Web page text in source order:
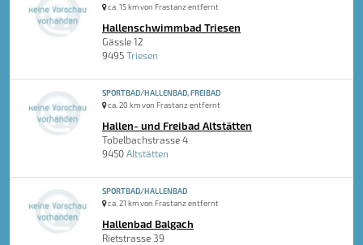
ca. 15 km von Frastanz entfernt
Hallenschwimmbad Triesen
Gässle 12
9495 Triesen
SPORTBAD/HALLENBAD, FREIBAD
ca. 20 km von Frastanz entfernt
Hallen- und Freibad Altstätten
Tobelbachstrasse 4
9450 Altstätten
SPORTBAD/HALLENBAD
ca. 21 km von Frastanz entfernt
Hallenbad Balgach
Rietstrasse 39